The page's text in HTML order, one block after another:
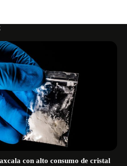
con alto consumo de cristal